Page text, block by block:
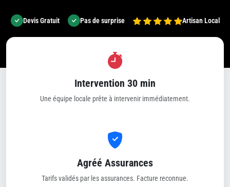
Devis Gratuit Pas de surprise Artisan Local
Intervention 30 min
Une équipe locale prête à intervenir immédiatement.
Agréé Assurances
Tarifs validés par les assurances. Facture reconnue.